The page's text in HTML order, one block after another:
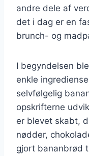
andre dele af
det i dag er en
brunch- og
I begyndelsen
enkle
selvfølgelig
opskrifterne
er blevet skabt,
nødder,
gjort bananbrød